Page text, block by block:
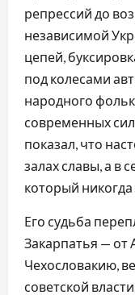
репрессий до
независимой
цепей,
под колесами
народного
современных
показал, что
залах славы, а в
который
Его судьба
Закарпатья — от
Чехословакию,
советской